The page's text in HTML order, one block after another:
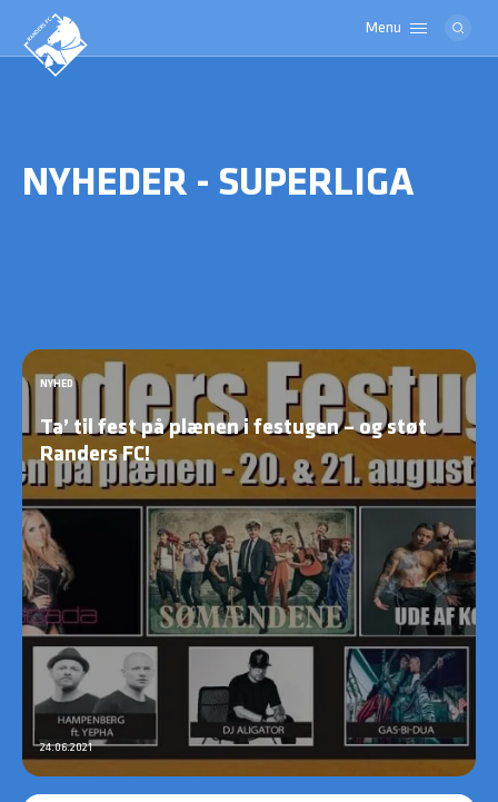
Menu
NYHEDER - SUPERLIGA
NYHED
Ta’ til fest på plænen i festugen – og støt
Randers FC!
24.06.2021